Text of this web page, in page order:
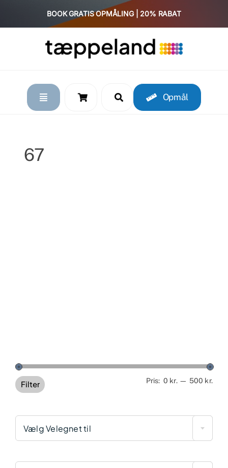
content
BOOK GRATIS OPMÅLING | 20% RABAT
Opmål
67
Filter Pris: 0 kr.— 500 kr.
Vælg Velegnet til